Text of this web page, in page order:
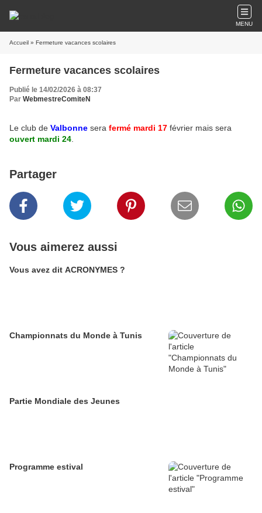
MENU
Accueil » Fermeture vacances scolaires
Fermeture vacances scolaires
Publié le 14/02/2026 à 08:37
Par WebmestreComiteN
Le club de Valbonne sera fermé mardi 17 février mais sera
ouvert mardi 24
Partager
Vous aimerez aussi
Vous avez dit ACRONYMES ?
Championnats du Monde à Tunis
Partie Mondiale des Jeunes
Programme estival